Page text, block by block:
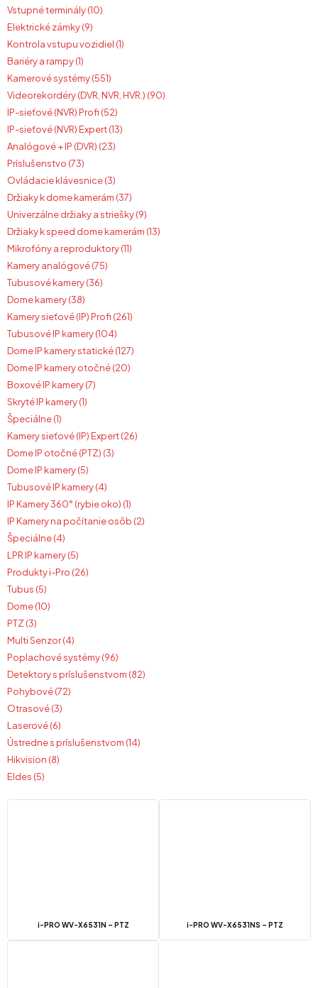
Vstupné terminály (10)
Elektrické zámky (9)
Kontrola vstupu vozidiel (1)
Bariéry a rampy (1)
Kamerové systémy (551)
Videorekordéry (DVR, NVR, HVR.) (90)
IP-sieťové (NVR) Profi (52)
IP-sieťové (NVR) Expert (13)
Analógové + IP (DVR) (23)
Príslušenstvo (73)
Ovládacie klávesnice (3)
Držiaky k dome kamerám (37)
Univerzálne držiaky a striešky (9)
Držiaky k speed dome kamerám (13)
Mikrofóny a reproduktory (11)
Kamery analógové (75)
Tubusové kamery (36)
Dome kamery (38)
Kamery sieťové (IP) Profi (261)
Tubusové IP kamery (104)
Dome IP kamery statické (127)
Dome IP kamery otočné (20)
Boxové IP kamery (7)
Skryté IP kamery (1)
Špeciálne (1)
Kamery sieťové (IP) Expert (26)
Dome IP otočné (PTZ) (3)
Dome IP kamery (5)
Tubusové IP kamery (4)
IP Kamery 360° (rybie oko) (1)
IP Kamery na počítanie osôb (2)
Špeciálne (4)
LPR IP kamery (5)
Produkty i-Pro (26)
Tubus (5)
Dome (10)
PTZ (3)
Multi Senzor (4)
Poplachové systémy (96)
Detektory s príslušenstvom (82)
Pohybové (72)
Otrasové (3)
Laserové (6)
Ústredne s príslušenstvom (14)
Hikvision (8)
Eldes (5)
i-PRO WV-X6531N – PTZ i-PRO WV-X6531NS – PTZ